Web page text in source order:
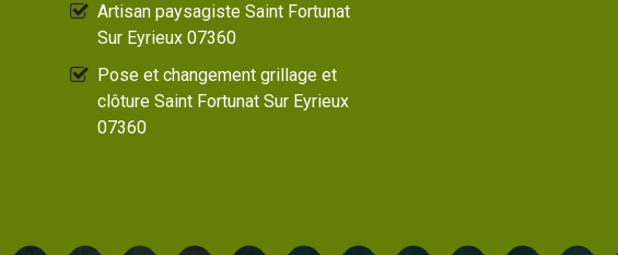
Artisan paysagiste Saint Fortunat
Sur Eyrieux 07360
Pose et changement grillage et
clôture Saint Fortunat Sur Eyrieux
07360